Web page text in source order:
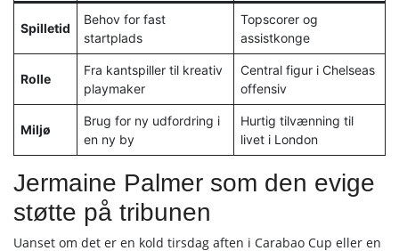
Spilletid
Behov for fast
startplads
Topscorer og
assistkonge
Rolle
Fra kantspiller til kreativ
playmaker
Central figur i Chelseas
offensiv
Miljø
Brug for ny udfordring i
en ny by
Hurtig tilvænning til
livet i London
Jermaine Palmer som den evige
støtte på tribunen
Uanset om det er en kold tirsdag aften i Carabao Cup eller en